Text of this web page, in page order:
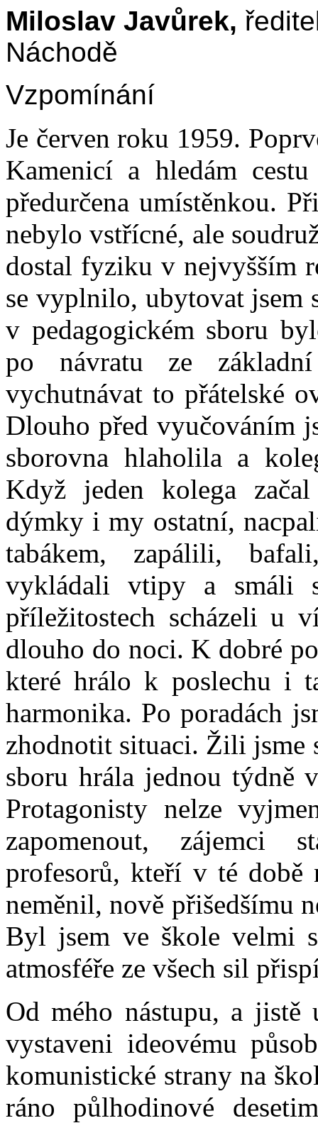
Miloslav Javůrek,
Náchodě
Vzpomínání
Je červen roku 1959.
Kamenicí a hledám
předurčena umístěnkou.
nebylo vstřícné, ale
dostal fyziku v nejvyšším
se vyplnilo, ubytovat jsem
v pedagogickém sboru
po návratu ze
vychutnávat to přátelské
Dlouho před vyučováním
sborovna hlaholila a
Když jeden kolega
dýmky i my ostatní,
tabákem, zapálili,
vykládali vtipy a smáli
příležitostech scházeli u
dlouho do noci. K dobré
které hrálo k poslechu i
harmonika. Po poradách
zhodnotit situaci. Žili jsme
sboru hrála jednou týdně
Protagonisty nelze
zapomenout, zájemci
profesorů, kteří v té době
neměnil, nově přišedšímu
Byl jsem ve škole velmi
atmosféře ze všech sil
Od mého nástupu, a
vystaveni ideovému
komunistické strany na
ráno půlhodinové